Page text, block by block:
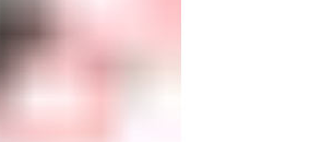
плати
для ліфтів
форми